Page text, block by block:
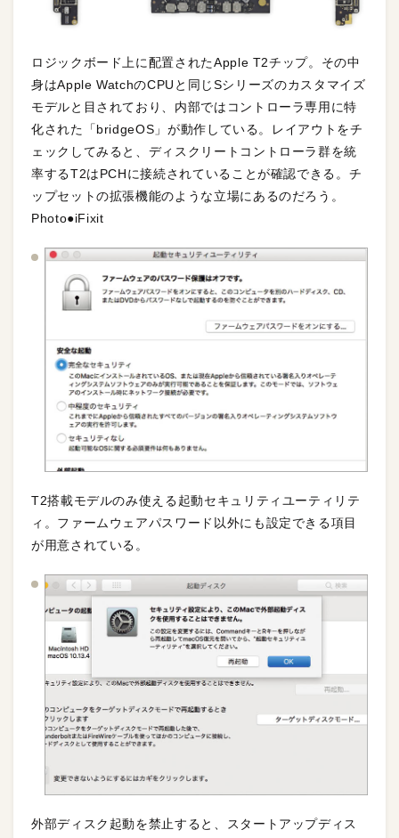
ロジックボード上に配置されたApple T2チップ。その中
身はApple WatchのCPUと同じSシリーズのカスタマイズ
モデルと目されており、内部ではコントローラ専用に特
化された「bridgeOS」が動作している。レイアウトをチ
ェックしてみると、ディスクリートコントローラ群を統
率するT2はPCHに接続されていることが確認できる。チ
ップセットの拡張機能のような立場にあるのだろう。
Photo●iFixit
T2搭載モデルのみ使える起動セキュリティユーティリテ
ィ。ファームウェアパスワード以外にも設定できる項目
が用意されている。
外部ディスク起動を禁止すると、スタートアップディス